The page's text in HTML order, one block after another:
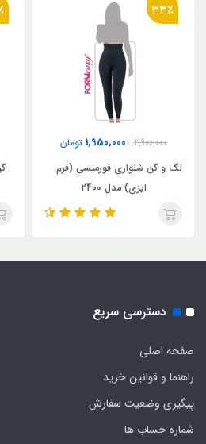
33٪
2,900,000
1,950,000 تومان
لگ و گن شلواری فورمیسی (فرم
ایزی) مدل 2400
دسترسی سریع
صفحه اصلی
راهنما و قوانین خرید
پیگیری وضعیت سفارش
شماره حساب ها